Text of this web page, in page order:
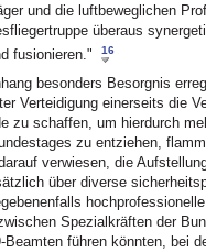
und die luftbeweglichen
überaus
fusionieren."
16
besonders Besorgnis
Verteidigung einerseits die
zu schaffen, um hierdurch
zu entziehen,
verwiesen, die
über diverse
Spezialkräften der
führen könnten, bei